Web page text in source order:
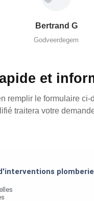
Bertrand G
Godveerdegem
et
remplir le formulaire ci-
traitera votre
plomberie